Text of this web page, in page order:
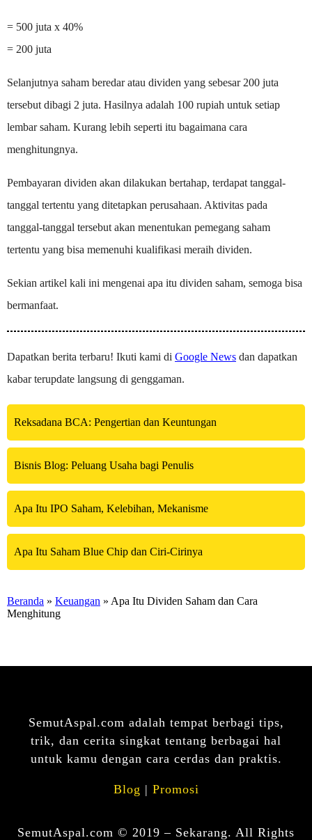
= 500 juta x 40%
= 200 juta
Selanjutnya saham beredar atau dividen yang sebesar 200 juta
tersebut dibagi 2 juta. Hasilnya adalah 100 rupiah untuk setiap
lembar saham. Kurang lebih seperti itu bagaimana cara
menghitungnya.
Pembayaran dividen akan dilakukan bertahap, terdapat tanggal-
tanggal tertentu yang ditetapkan perusahaan. Aktivitas pada
tanggal-tanggal tersebut akan menentukan pemegang saham
tertentu yang bisa memenuhi kualifikasi meraih dividen.
Sekian artikel kali ini mengenai apa itu dividen saham, semoga bisa
bermanfaat.
Dapatkan berita terbaru! Ikuti kami di Google News dan dapatkan
kabar terupdate langsung di genggaman.
Reksadana BCA: Pengertian dan Keuntungan
Bisnis Blog: Peluang Usaha bagi Penulis
Apa Itu IPO Saham, Kelebihan, Mekanisme
Apa Itu Saham Blue Chip dan Ciri-Cirinya
Beranda » Keuangan » Apa Itu Dividen Saham dan Cara
Menghitung
SemutAspal.com adalah tempat berbagi tips,
trik, dan cerita singkat tentang berbagai hal
untuk kamu dengan cara cerdas dan praktis.
Blog | Promosi
SemutAspal.com © 2019 – Sekarang. All Rights